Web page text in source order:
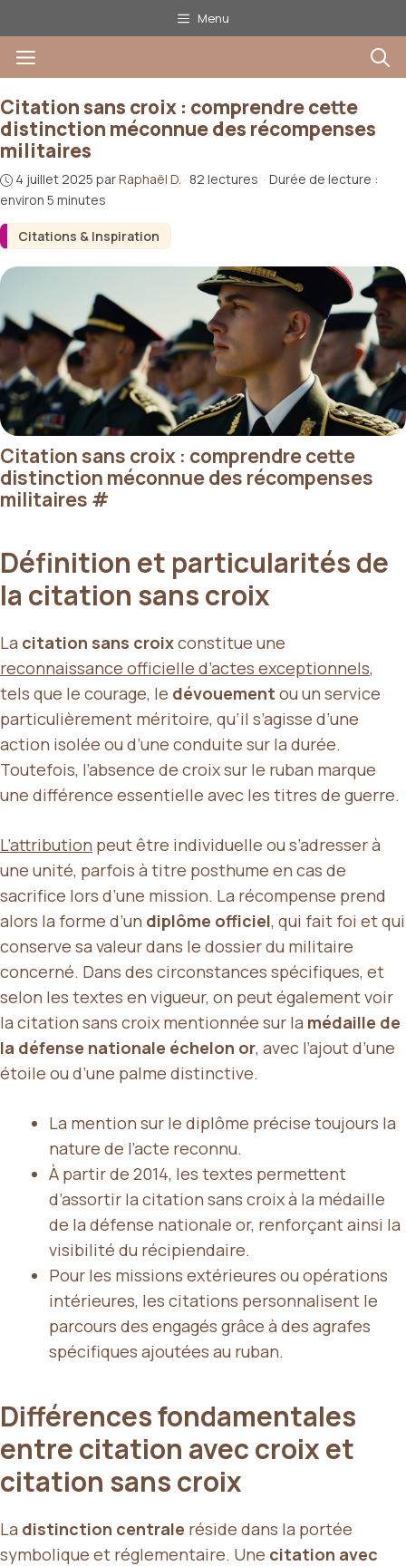
au
contenu
Menu
Menu
Citations & Inspiration
Citation sans croix : comprendre cette
distinction méconnue des récompenses
militaires
4 juillet 2025 parRaphaël D. · 82 lectures · Durée de lecture :
environ 5 minutes
Citation sans croix : comprendre cette
distinction méconnue des récompenses
militaires #
Définition et particularités de
la citation sans croix
La citation sans croixconstitue une
reconnaissance officielle d’actes exceptionnels,
tels que le courage, le dévouement ou un service
particulièrement méritoire, qu’il s’agisse d’une
action isolée ou d’une conduite sur la durée.
Toutefois, l’absence de croix sur le ruban marque
une différence essentielle avec les titres de guerre.
L’attribution peut être individuelle ou s’adresser à
une unité, parfois à titre posthume en cas de
sacrifice lors d’une mission. La récompense prend
alors la forme d’un diplôme officiel, qui fait foi et qui
conserve sa valeur dans le dossier du militaire
concerné. Dans des circonstances spécifiques, et
selon les textes en vigueur, on peut également voir
la citation sans croix mentionnée sur la médaille de
la défense nationale échelon or, avec l’ajout d’une
étoile ou d’une palme distinctive.
La mention sur le diplôme précise toujours la
nature de l’acte reconnu.
À partir de 2014, les textes permettent
d’assortir la citation sans croix à la médaille
de la défense nationale or, renforçant ainsi la
visibilité du récipiendaire.
Pour les missions extérieures ou opérations
intérieures, les citations personnalisent le
parcours des engagés grâce à des agrafes
spécifiques ajoutées au ruban.
Différences fondamentales
entre citation avec croix et
citation sans croix
La distinction centrale réside dans la portée
symbolique et réglementaire. Une citation avec